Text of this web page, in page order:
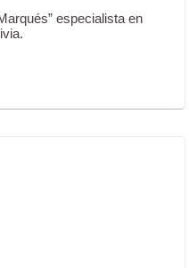
especialista en